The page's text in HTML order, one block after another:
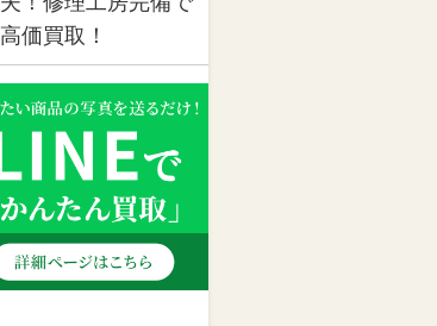
高価買取！